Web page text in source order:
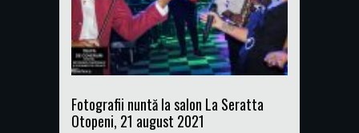
Fotografii nuntă la salon La Seratta
Otopeni, 21 august 2021